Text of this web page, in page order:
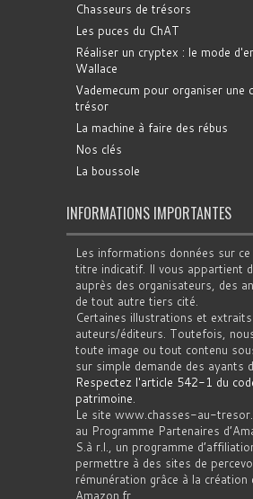
Chasseurs de trésors
Les puces du ChAT
Réaliser un cryptex : le mode
Wallace
Vademecum pour organiser une
trésor
La machine à faire des rébus
Nos clés
La boussole
INFORMATIONS IMPORTANTES
Les informations données sur
titre indicatif. Il vous appartient
auprès des organisateurs, des
de tout autre tiers cité.
Certaines illustrations et
auteurs/éditeurs. Toutefois,
toute image ou tout contenu
sur simple demande des ayants
Respectez l'article 542-1 du
patrimoine.
Le site www.chasses-au-
au Programme Partenaires
S.à r.l., un programme
permettre à des sites de
rémunération grâce à la création
Amazon.fr